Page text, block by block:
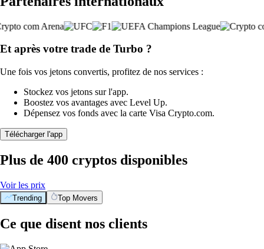
Et après votre trade de Turbo ?
Une fois vos jetons convertis, profitez de nos services :
Stockez vos jetons sur l'app.
Boostez vos avantages avec Level Up.
Dépensez vos fonds avec la carte Visa Crypto.com.
Télécharger l'app
Plus de 400 cryptos disponibles
Voir les prix
Trending Top Movers